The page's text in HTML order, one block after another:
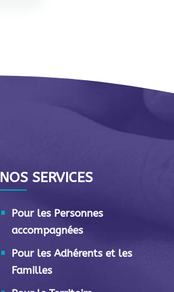
NOS SERVICES
Pour les Personnes
accompagnées
Pour les Adhérents et les
Familles